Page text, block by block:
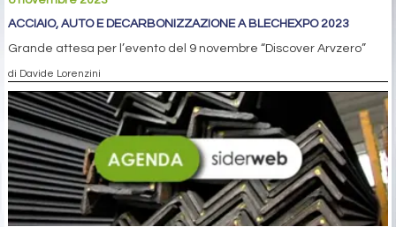
ACCIAIO, AUTO E DECARBONIZZAZIONE A BLECHEXPO 2023
Grande attesa per l’evento del 9 novembre “Discover Arvzero”
di Davide Lorenzini